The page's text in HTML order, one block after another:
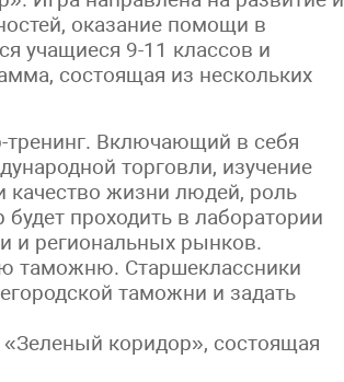
оказание помощи в
учащиеся 9-11 классов и
состоящая из нескольких
Включающий в себя
торговли, изучение
качество жизни людей, роль
проходить в лаборатории
и региональных рынков.
таможню. Старшеклассники
таможни и задать
коридор», состоящая